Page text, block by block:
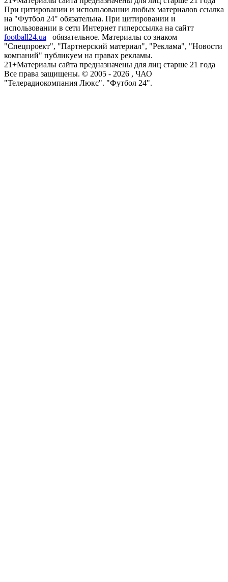
При цитировании и использовании любых материалов ссылка
на "Футбол 24" обязательна. При цитировании и
использовании в сети Интернет гиперссылка на сайтт
football24.ua
обязательное. Материалы со знаком
"Спецпроект", "Партнерский материал", "Реклама", "Новости
компаний" публикуем на правах рекламы.
21+Материалы сайта предназначены для лиц старше 21 года
Все права защищены. © 2005 - 2026 , ЧАО
"Телерадиокомпания Люкс". "Футбол 24".